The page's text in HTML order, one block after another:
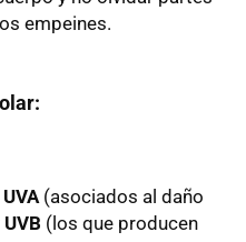
empeines.
(asociados al daño
UVB (los que producen